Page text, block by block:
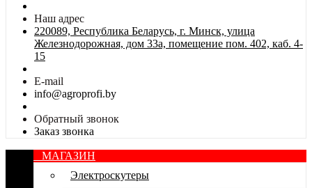
Наш адрес
220089, Республика Беларусь, г. Минск, улица
Железнодорожная, дом 33а, помещение пом. 402, каб. 4-
15
E-mail
info@agroprofi.by
Обратный звонок
Заказ звонка
МАГАЗИН
Электроскутеры